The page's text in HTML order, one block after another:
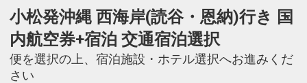
小松発沖縄 西海岸(読谷・恩納)行き 国
内航空券+宿泊 交通宿泊選択
便を選択の上、宿泊施設・ホテル選択へお進みくだ
さい